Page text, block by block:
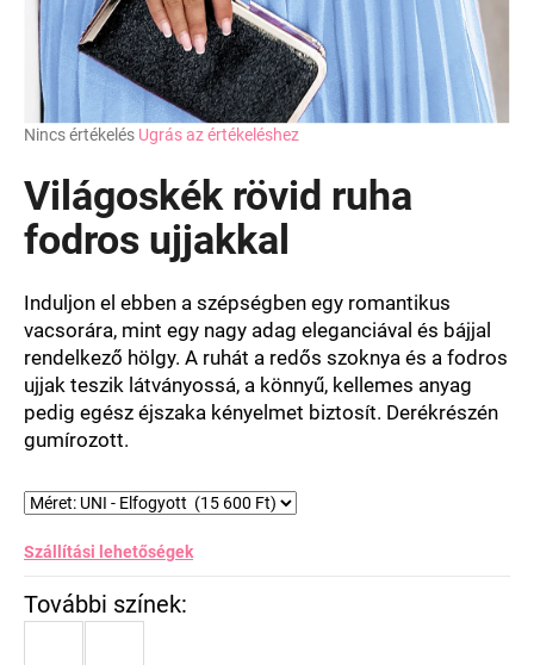
A
átlagos
értékelése
5-
ből
csillag.
Nincs értékelés Ugrás az értékeléshez
Világoskék rövid ruha
fodros ujjakkal
Induljon el ebben a szépségben egy romantikus
vacsorára, mint egy nagy adag eleganciával és bájjal
rendelkező hölgy. A ruhát a redős szoknya és a fodros
ujjak teszik látványossá, a könnyű, kellemes anyag
pedig egész éjszaka kényelmet biztosít. Derékrészén
gumírozott.
Szállítási lehetőségek